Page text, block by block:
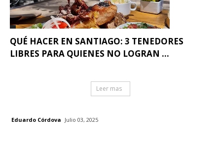
QUÉ HACER EN SANTIAGO: 3 TENEDORES
LIBRES PARA QUIENES NO LOGRAN ...
Leer mas
Eduardo Córdova Julio 03, 2025